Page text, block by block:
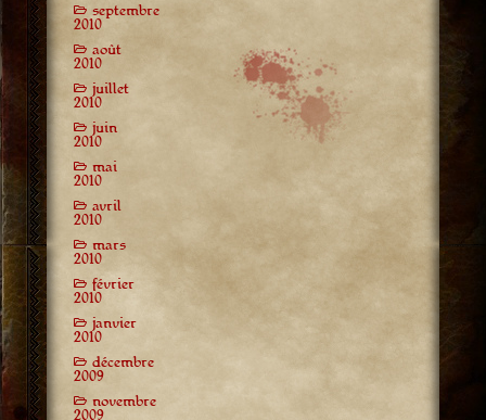
septembre
2010
août
2010
juillet
2010
juin
2010
mai
2010
avril
2010
mars
2010
février
2010
janvier
2010
décembre
2009
novembre
2009